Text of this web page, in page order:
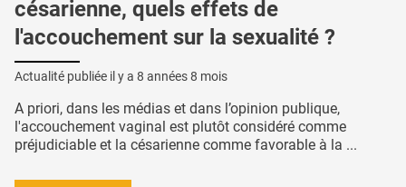
césarienne, quels effets de
l'accouchement sur la sexualité ?
Actualité publiée il y a 8 années 8 mois
A priori, dans les médias et dans l’opinion publique,
l'accouchement vaginal est plutôt considéré comme
préjudiciable et la césarienne comme favorable à la ...